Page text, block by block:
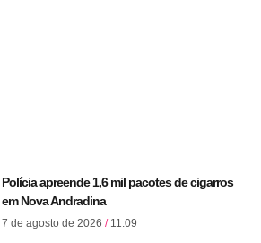
Polícia apreende 1,6 mil pacotes de cigarros
em Nova Andradina
7 de agosto de 2026 11:09